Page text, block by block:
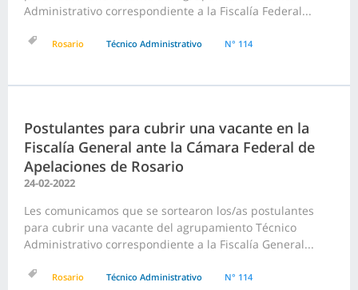
Administrativo correspondiente a la Fiscalía Federal...
Rosario Técnico Administrativo N° 114
Postulantes para cubrir una vacante en la
Fiscalía General ante la Cámara Federal de
Apelaciones de Rosario
24-02-2022
Les comunicamos que se sortearon los/as postulantes
para cubrir una vacante del agrupamiento Técnico
Administrativo correspondiente a la Fiscalía General...
Rosario Técnico Administrativo N° 114